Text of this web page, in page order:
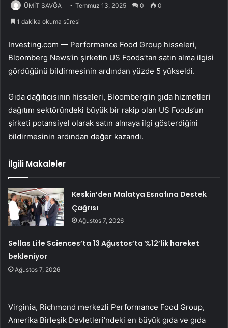
ÜMİT SAVĞA Temmuz 13, 2025 0 0
1 dakika okuma süresi
Investing.com — Performance Food Group hisseleri,
Bloomberg News’in şirketin US Foods’tan satın alma ilgisi
gördüğünü bildirmesinin ardından yüzde 5 yükseldi.
Gıda dağıtıcısının hisseleri, Bloomberg’in gıda hizmetleri
dağıtım sektöründeki büyük bir rakip olan US Foods’un
şirketi potansiyel olarak satın almaya ilgi gösterdiğini
bildirmesinin ardından değer kazandı.
İlgili Makaleler
Keskin’den Malatya Esnafına Destek
Çağrısı
Ağustos 7, 2026
Sellas Life Sciences’ta 13 Ağustos’ta %12’lik hareket
bekleniyor
Ağustos 7, 2026
Virginia, Richmond merkezli Performance Food Group,
Amerika Birleşik Devletleri’ndeki en büyük gıda ve gıda